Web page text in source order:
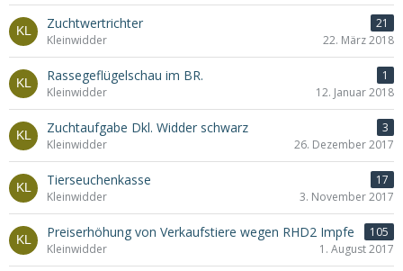
Zuchtwertrichter
21
Kleinwidder
22. März 2018
Rassegeflügelschau im BR.
1
Kleinwidder
12. Januar 2018
Zuchtaufgabe Dkl. Widder schwarz
3
Kleinwidder
26. Dezember 2017
Tierseuchenkasse
17
Kleinwidder
3. November 2017
Preiserhöhung von Verkaufstiere wegen RHD2 Impfe
105
Kleinwidder
1. August 2017